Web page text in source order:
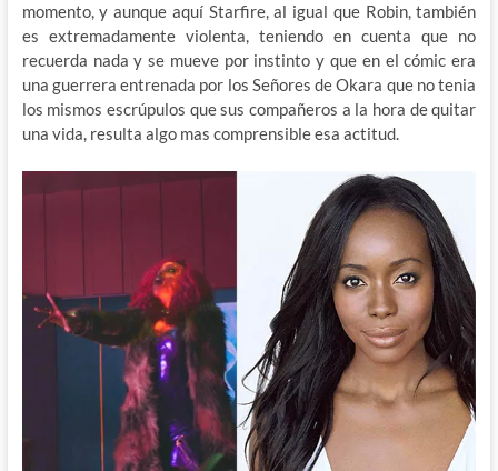
momento, y aunque aquí Starfire, al igual que Robin, también
es extremadamente violenta, teniendo en cuenta que no
recuerda nada y se mueve por instinto y que en el cómic era
una guerrera entrenada por los Señores de Okara que no tenia
los mismos escrúpulos que sus compañeros a la hora de quitar
una vida, resulta algo mas comprensible esa actitud.